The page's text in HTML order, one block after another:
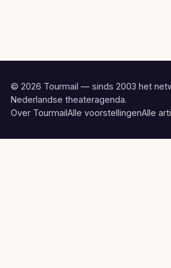
© 2026 Tourmail — sinds 2003 het
Nederlandse theateragenda.
Over TourmailAlle voorstellingenAlle